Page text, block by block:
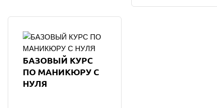
БАЗОВЫЙ КУРС
ПО МАНИКЮРУ С
НУЛЯ